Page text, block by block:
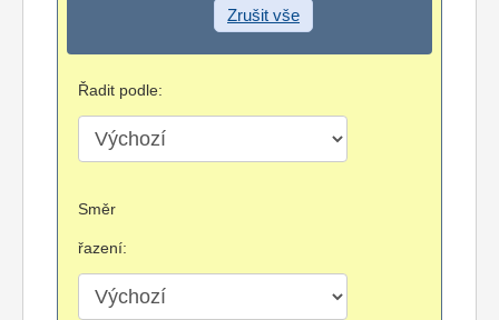
Zrušit vše
Řadit podle:
Směr
řazení: